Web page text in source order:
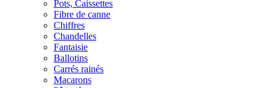
Pots, Caissettes
Fibre de canne
Chiffres
Chandelles
Fantaisie
Ballotins
Carrés rainés
Macarons